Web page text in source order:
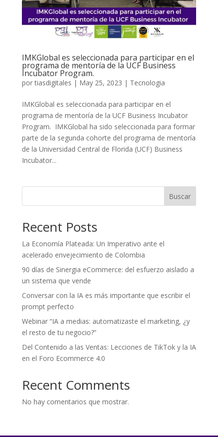
IMKGlobal es seleccionada para participar en el
programa de mentoría de la UCF Business
Incubator Program.
portiasdigitales | May 25, 2023 | Tecnologia
IMKGlobal es seleccionada para participar en el
programa de mentoría de la UCF Business Incubator
Program. IMKGlobal ha sido seleccionada para formar
parte de la segunda cohorte del programa de mentoría
de la Universidad Central de Florida (UCF) Business
Incubator...
Buscar
Recent Posts
La Economía Plateada: Un Imperativo ante el
acelerado envejecimiento de Colombia
90 días de Sinergia eCommerce: del esfuerzo aislado a
un sistema que vende
Conversar con la IA es más importante que escribir el
prompt perfecto
Webinar “IA a medias: automatizaste el marketing, ¿y
el resto de tu negocio?”
Del Contenido a las Ventas: Lecciones de TikTok y la IA
en el Foro Ecommerce 4.0
Recent Comments
No hay comentarios que mostrar.